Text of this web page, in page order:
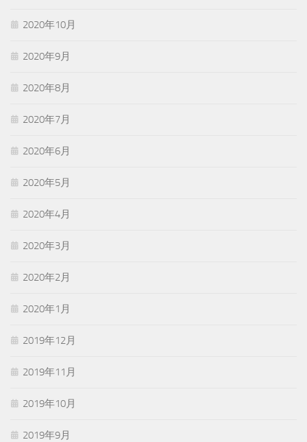
2020年10月
2020年9月
2020年8月
2020年7月
2020年6月
2020年5月
2020年4月
2020年3月
2020年2月
2020年1月
2019年12月
2019年11月
2019年10月
2019年9月